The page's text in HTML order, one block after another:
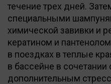
течение трех дней.
специальными
химической завивки и
кератином и
в поездках в теплые
в бассейне в
дополнительным